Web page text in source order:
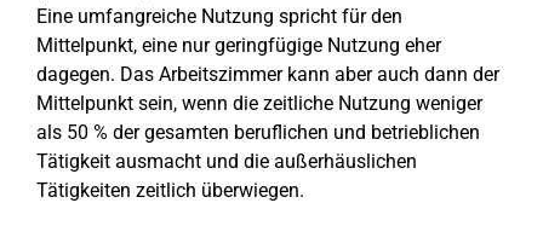
Eine umfangreiche Nutzung spricht für den
Mittelpunkt, eine nur geringfügige Nutzung eher
dagegen. Das Arbeitszimmer kann aber auch dann der
Mittelpunkt sein, wenn die zeitliche Nutzung weniger
als 50 % der gesamten beruflichen und betrieblichen
Tätigkeit ausmacht und die außerhäuslichen
Tätigkeiten zeitlich überwiegen.